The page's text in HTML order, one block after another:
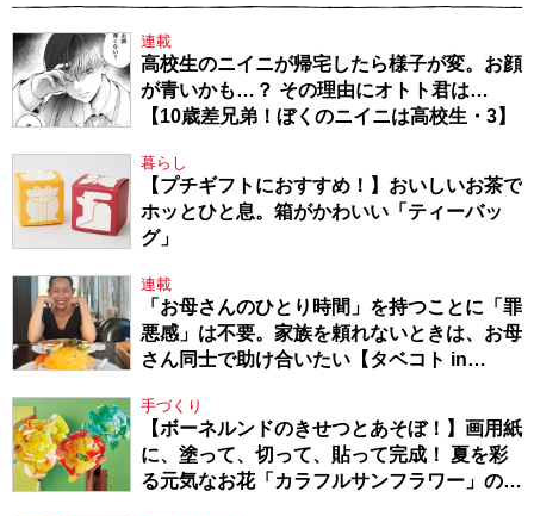
連載
高校生のニイニが帰宅したら様子が変。お顔
が青いかも…？ その理由にオトト君は…
【10歳差兄弟！ぼくのニイニは高校生・3】
暮らし
【プチギフトにおすすめ！】おいしいお茶で
ホッとひと息。箱がかわいい「ティーバッ
グ」
連載
「お母さんのひとり時間」を持つことに「罪
悪感」は不要。家族を頼れないときは、お母
さん同士で助け合いたい【タベコト in
手づくり
【ボーネルンドのきせつとあそぼ！】画用紙
に、塗って、切って、貼って完成！ 夏を彩
る元気なお花「カラフルサンフラワー」の作